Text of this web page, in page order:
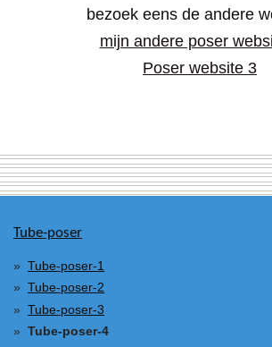
bezoek eens de andere
mijn andere poser
Poser website 3
Tube-poser
Tube-poser-1
Tube-poser-2
Tube-poser-3
Tube-poser-4